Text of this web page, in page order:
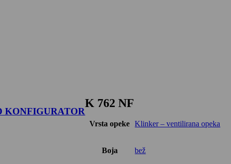
KONFIGURATOR
K 762 NF
Vrsta opeke Klinker – ventilirana opeka
Boja bež